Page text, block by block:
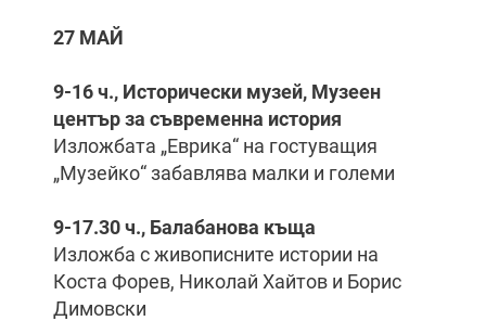
27 МАЙ
9-16 ч., Исторически музей, Музеен
център за съвременна история
Изложбата „Еврика“ на гостуващия
„Музейко“ забавлява малки и големи
9-17.30 ч., Балабанова къща
Изложба с живописните истории на
Коста Форев, Николай Хайтов и Борис
Димовски